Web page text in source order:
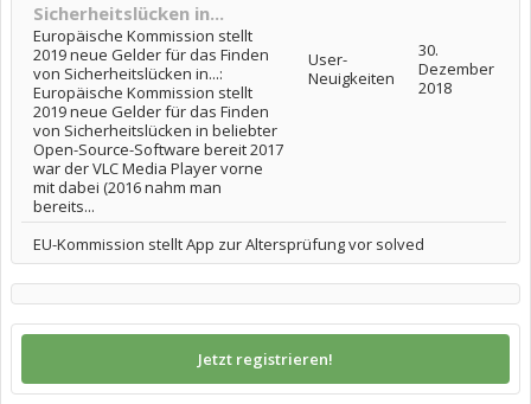
Sicherheitslücken in...
Europäische Kommission stellt
2019 neue Gelder für das Finden
von Sicherheitslücken in...:
Europäische Kommission stellt
2019 neue Gelder für das Finden
von Sicherheitslücken in beliebter
Open-Source-Software bereit 2017
war der VLC Media Player vorne
mit dabei (2016 nahm man
bereits...
User-
Neuigkeiten
30.
Dezember
2018
EU-Kommission stellt App zur Altersprüfung vor solved
Jetzt registrieren!